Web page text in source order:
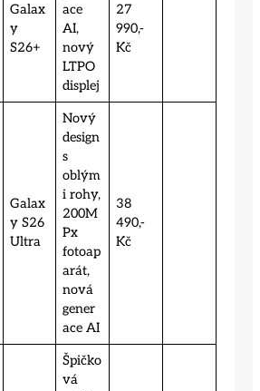
Galax
y
S26+
ace
AI,
nový
LTPO
displej
27
990,-
Kč
Galax
y S26
Ultra
Nový
design
s
oblým
i rohy,
200M
Px
fotoap
arát,
nová
gener
ace AI
38
490,-
Kč
Špičko
vá